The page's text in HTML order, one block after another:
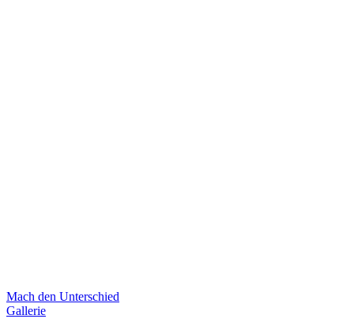
Mach den Unterschied
Gallerie